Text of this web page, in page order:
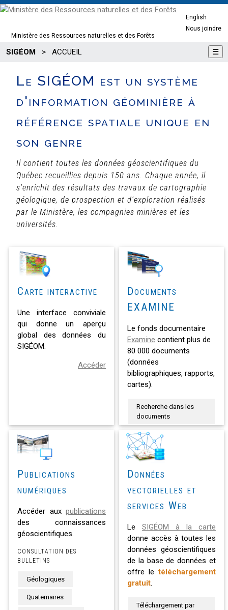
Ministère des Ressources naturelles et des Forêts
English
Nous joindre
SIGÉOM > ACCUEIL ☰
Le SIGÉOM est un système
d'information géominière à
référence spatiale unique en
son genre
Il contient toutes les données géoscientifiques du
Québec recueillies depuis 150 ans. Chaque année, il
s'enrichit des résultats des travaux de cartographie
géologique, de prospection et d'exploration réalisés
par le Ministère, les compagnies minières et les
universités.
Carte interactive
Une interface conviviale
qui donne un aperçu
global des données du
SIGÉOM.
Accéder
Documents
EXAMINE
Le fonds documentaire
Examine contient plus de
80 000 documents
(données
bibliographiques, rapports,
cartes).
Recherche dans les
documents
Publications
numériques
Accéder aux publications
des connaissances
géoscientifiques.
CONSULTATION DES
BULLETINS
Géologiques
Quaternaires
Données
vectorielles et
services Web
Le SIGÉOM à la carte
donne accès à toutes les
données géoscientifiques
de la base de données et
offre letéléchargement
gratuit.
Téléchargement par